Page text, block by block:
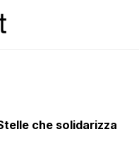
che solidarizza